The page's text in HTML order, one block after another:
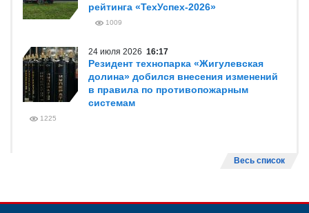
рейтинга «ТехУспех-2026»
1009
24 июля 2026 16:17
Резидент технопарка «Жигулевская
долина» добился внесения изменений
в правила по противопожарным
системам
1225
Весь список